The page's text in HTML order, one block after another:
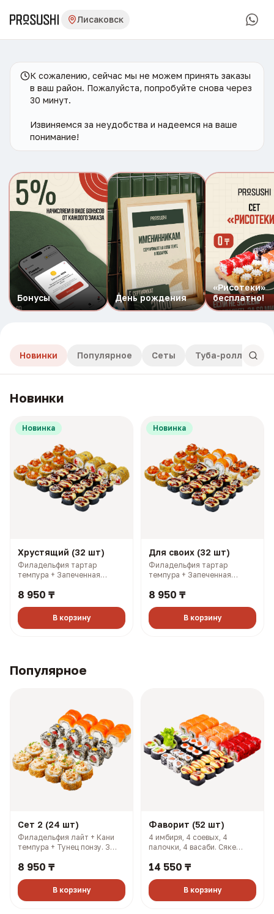
Лисаковск
К сожалению, сейчас мы не можем принять заказы
в ваш район. Пожалуйста, попробуйте снова через
30 минут.
Извиняемся за неудобства и надеемся на ваше
понимание!
Бонусы День рождения
«Рисотеки»
бесплатно!
Новинки Популярное Сеты Туба-роллы
Новинки
Новинка
Хрустящий (32 шт)
Филадельфия тартар
темпура + Запеченная
Самурай темпура + Чикси
8 950 ₸
В корзину
Новинка
Для своих (32 шт)
Филадельфия тартар
темпура + Запеченная
Филадельфия лайт 1/2 +
Чикси хот (1380 гр, 2689
ккал)
8 950 ₸
В корзину
Популярное
Сет 2 (24 шт)
Филадельфия лайт + Кани
темпура + Тунец понзу. 3
3 васаби (927 гр, 2108 ккал)
8 950 ₸
В корзину
Фаворит (52 шт)
4 имбиря, 4 соевых, 4
палочки, 4 васаби. Сяке
Самурай + Нори маки ясай +
+ Чикси хот (1606 гр, 2733
ккал)
14 550 ₸
В корзину